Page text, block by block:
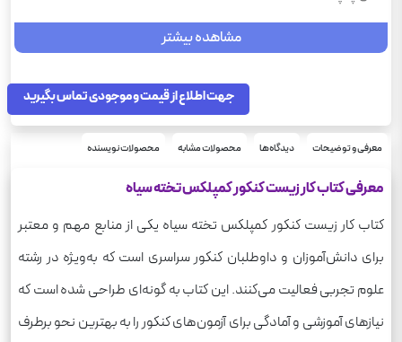
مشاهده بیشتر
جهت اطلاع از قیمت و موجودی تماس بگیرید
معرفی و توضیحات دیدگاه‌ها محصولات مشابه محصولات نویسنده
معرفی کتاب کار زیست کنکور کمپلکس تخته سیاه
کتاب کار زیست کنکور کمپلکس تخته سیاه یکی از منابع مهم و معتبر
برای دانش‌آموزان و داوطلبان کنکور سراسری است که به‌ویژه در رشته
علوم تجربی فعالیت می‌کنند. این کتاب به گونه‌ای طراحی شده است که
نیازهای آموزشی و آمادگی برای آزمون‌های کنکور را به بهترین نحو برطرف